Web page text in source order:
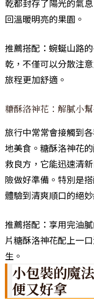
乾都封存了陽光的氣
回溫暖明亮的果園。
推薦搭配：蜿蜒山路
乾，不僅可以分散注
旅程更加舒適。
糖酥洛神花：解膩小
旅行中常常會接觸到
地美食。糖酥洛神花
救良方，它能迅速清
險做好準備。特別是
體驗到清爽順口的絕妙
推薦搭配：享用完油
片糖酥洛神花配上一
生。
小包裝的魔
便又好拿